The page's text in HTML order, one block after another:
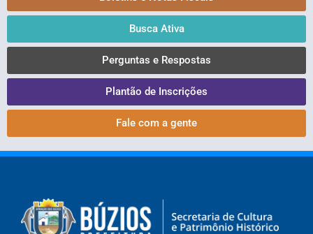
Busca Ativa
Perguntas e Respostas
Plantão de Inscrições
Fale com a gente